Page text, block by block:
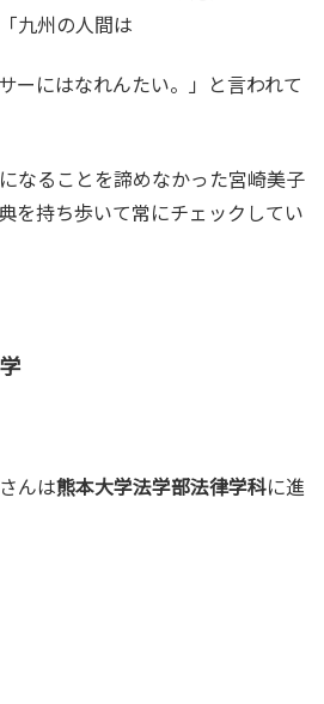
九州の人間は
ーにはなれんたい。」と言われて
なることを諦めなかった宮崎美子
を持ち歩いて常にチェックしてい
んは熊本大学法学部法律学科に進